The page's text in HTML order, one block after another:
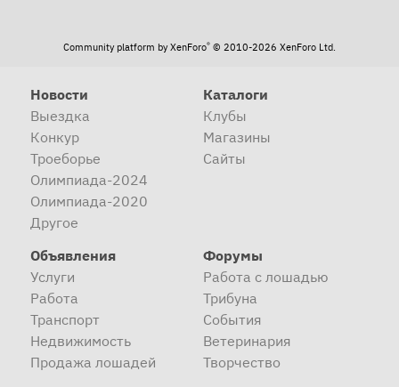
Community platform by XenForo® © 2010-2026 XenForo Ltd.
Новости
Выездка
Конкур
Троеборье
Олимпиада-2024
Олимпиада-2020
Другое
Каталоги
Клубы
Магазины
Сайты
Объявления
Услуги
Работа
Транспорт
Недвижимость
Продажа лошадей
Форумы
Работа с лошадью
Трибуна
События
Ветеринария
Творчество